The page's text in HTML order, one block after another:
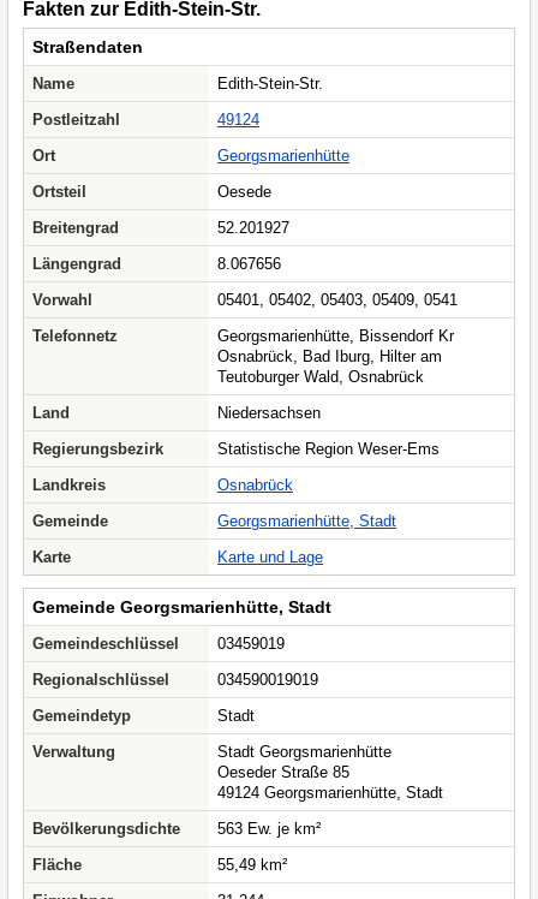
Fakten zur Edith-Stein-Str.
Straßendaten
Name
Edith-Stein-Str.
Postleitzahl
49124
Ort
Georgsmarienhütte
Ortsteil
Oesede
Breitengrad
52.201927
Längengrad
8.067656
Vorwahl
05401, 05402, 05403, 05409, 0541
Telefonnetz
Georgsmarienhütte, Bissendorf Kr
Osnabrück, Bad Iburg, Hilter am
Teutoburger Wald, Osnabrück
Land
Niedersachsen
Regierungsbezirk
Statistische Region Weser-Ems
Landkreis
Osnabrück
Gemeinde
Georgsmarienhütte, Stadt
Karte
Karte und Lage
Gemeinde Georgsmarienhütte, Stadt
Gemeindeschlüssel
03459019
Regionalschlüssel
034590019019
Gemeindetyp
Stadt
Verwaltung
Stadt Georgsmarienhütte
Oeseder Straße 85
49124 Georgsmarienhütte, Stadt
Bevölkerungsdichte
563 Ew. je km²
Fläche
55,49 km²